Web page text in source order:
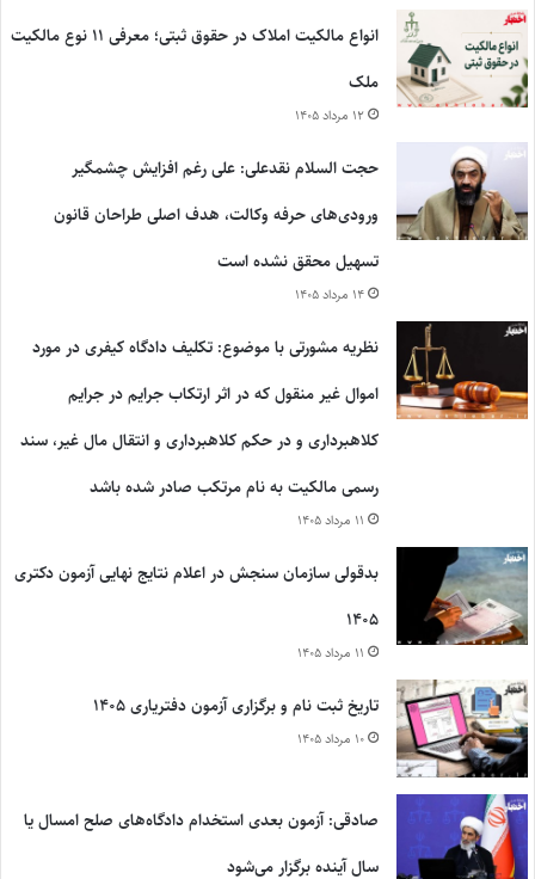
انواع مالکیت املاک در حقوق ثبتی؛ معرفی ۱۱ نوع مالکیت
ملک
۱۲ مرداد ۱۴۰۵
حجت السلام نقدعلی: علی رغم افزایش چشمگیر
ورودی‌های حرفه وکالت، هدف اصلی طراحان قانون
تسهیل محقق نشده است
۱۴ مرداد ۱۴۰۵
نظریه مشورتی با موضوع: تکلیف دادگاه کیفری در مورد
اموال غیر منقول که در اثر ارتکاب جرایم در جرایم
کلاهبرداری و در حکم کلاهبرداری و انتقال مال غیر، سند
رسمی مالکیت به نام مرتکب صادر شده باشد
۱۱ مرداد ۱۴۰۵
بدقولی سازمان سنجش در اعلام نتایج نهایی آزمون دکتری
۱۴۰۵
۱۱ مرداد ۱۴۰۵
تاریخ ثبت نام و برگزاری آزمون دفتریاری ۱۴۰۵
۱۰ مرداد ۱۴۰۵
صادقی: آزمون بعدی استخدام دادگاه‌های صلح امسال یا
سال آینده برگزار می‌شود